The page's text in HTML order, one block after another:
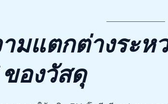
มแตกต่างระห
ของวัสดุ